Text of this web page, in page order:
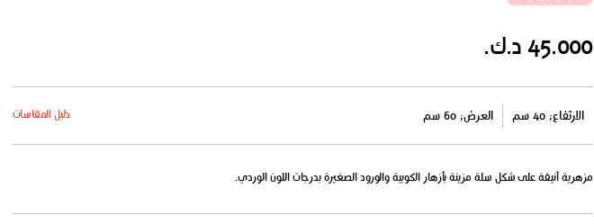
45.000 د.ك.
الارتفاع: 40 سم العرض: 60 سم دليل المقاسات
مزهرية أنيقة على شكل سلة مزينة بأزهار الكوبية والورود الصغيرة بدرجات اللون الوردي.